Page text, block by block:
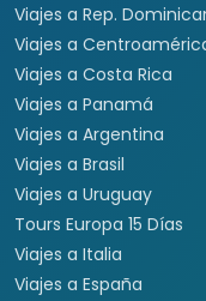
Viajes a Rep.
Viajes a
Viajes a Costa Rica
Viajes a Panamá
Viajes a Argentina
Viajes a Brasil
Viajes a Uruguay
Tours Europa 15 Días
Viajes a Italia
Viajes a España